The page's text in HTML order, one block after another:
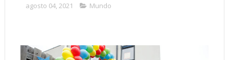
agosto 04, 2021 Mundo